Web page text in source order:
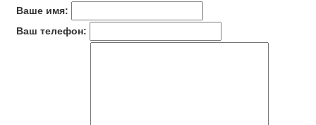
Ваше имя:
Ваш телефон: